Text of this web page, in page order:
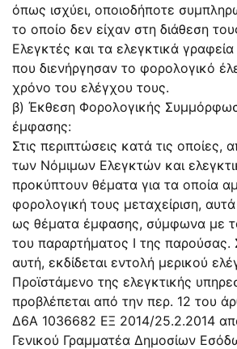
όπως ισχύει, οποιοδήποτε
το οποίο δεν είχαν στη διάθεση
Ελεγκτές και τα ελεγκτικά
που διενήργησαν το φορολογικό
χρόνο του ελέγχου τους.
β) Έκθεση Φορολογικής
έμφασης:
Στις περιπτώσεις κατά τις οποίες,
των Νόμιμων Ελεγκτών και
προκύπτουν θέματα για τα οποία
φορολογική τους μεταχείριση, αυτά
ως θέματα έμφασης, σύμφωνα με
του παραρτήματος Ι της παρούσας.
αυτή, εκδίδεται εντολή μερικού
Προϊστάμενο της ελεγκτικής
προβλέπεται από την περ. 12 του
Δ6Α 1036682 ΕΞ 2014/25.2.2014
Γενικού Γραμματέα Δημοσίων